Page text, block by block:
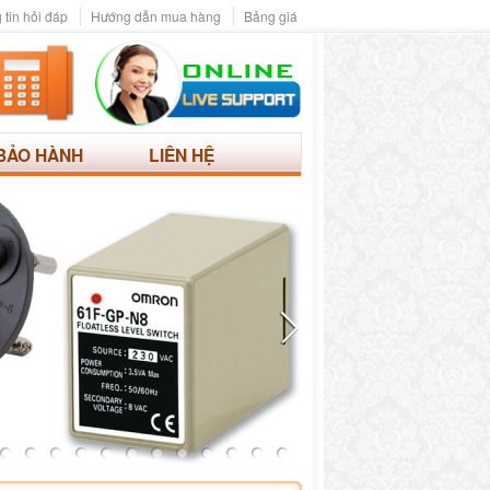
Bảng giá
Hướng dẫn mua hàng
tin hỏi đáp
HÀNH LIÊN HỆ